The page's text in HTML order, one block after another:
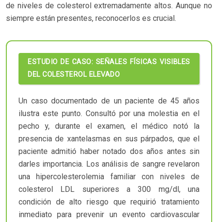
de niveles de colesterol extremadamente altos. Aunque no
siempre están presentes, reconocerlos es crucial.
ESTUDIO DE CASO: SEÑALES FÍSICAS VISIBLES
DEL COLESTEROL ELEVADO
Un caso documentado de un paciente de 45 años
ilustra este punto. Consultó por una molestia en el
pecho y, durante el examen, el médico notó la
presencia de xantelasmas en sus párpados, que el
paciente admitió haber notado dos años antes sin
darles importancia. Los análisis de sangre revelaron
una hipercolesterolemia familiar con niveles de
colesterol LDL superiores a 300 mg/dl, una
condición de alto riesgo que requirió tratamiento
inmediato para prevenir un evento cardiovascular